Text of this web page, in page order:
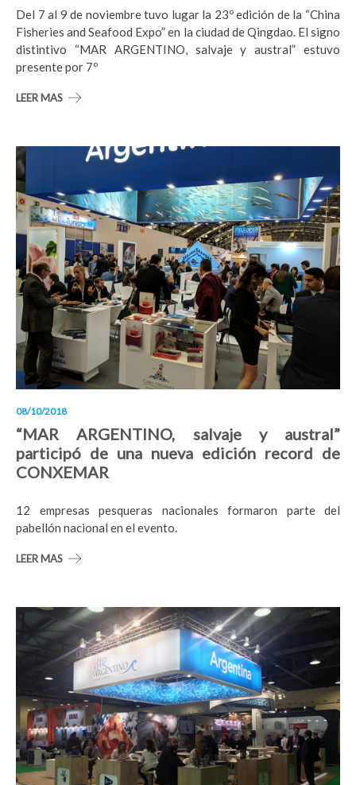
Del 7 al 9 de noviembre tuvo lugar la 23º edición de la “China
Fisheries and Seafood Expo” en la ciudad de Qingdao. El signo
distintivo “MAR ARGENTINO, salvaje y austral” estuvo
presente por 7º
LEER MAS
08/10/2018
“MAR ARGENTINO, salvaje y austral”
participó de una nueva edición record de
CONXEMAR
12 empresas pesqueras nacionales formaron parte del
pabellón nacional en el evento.
LEER MAS